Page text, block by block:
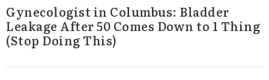
Gynecologist in Columbus: Bladder
Leakage After 50 Comes Down to 1 Thing
(Stop Doing This)